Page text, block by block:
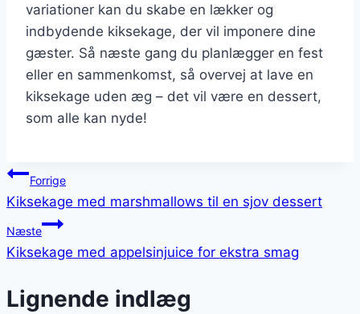
variationer kan du skabe en lækker og
indbydende kiksekage, der vil imponere dine
gæster. Så næste gang du planlægger en fest
eller en sammenkomst, så overvej at lave en
kiksekage uden æg – det vil være en dessert,
som alle kan nyde!
Indlægsnavigation
Forrige
Kiksekage med marshmallows til en sjov dessert
Næste
Kiksekage med appelsinjuice for ekstra smag
Lignende indlæg